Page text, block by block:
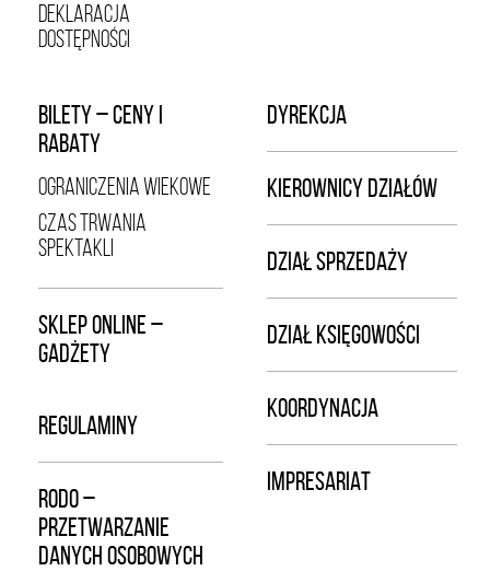
DEKLARACJA
DOSTĘPNOŚCI
BILETY – CENY I
RABATY
OGRANICZENIA WIEKOWE
CZAS TRWANIA
SPEKTAKLI
SKLEP ONLINE –
GADŻETY
REGULAMINY
RODO –
PRZETWARZANIE
DANYCH OSOBOWYCH
DYREKCJA
KIEROWNICY DZIAŁÓW
DZIAŁ SPRZEDAŻY
DZIAŁ KSIĘGOWOŚCI
KOORDYNACJA
IMPRESARIAT